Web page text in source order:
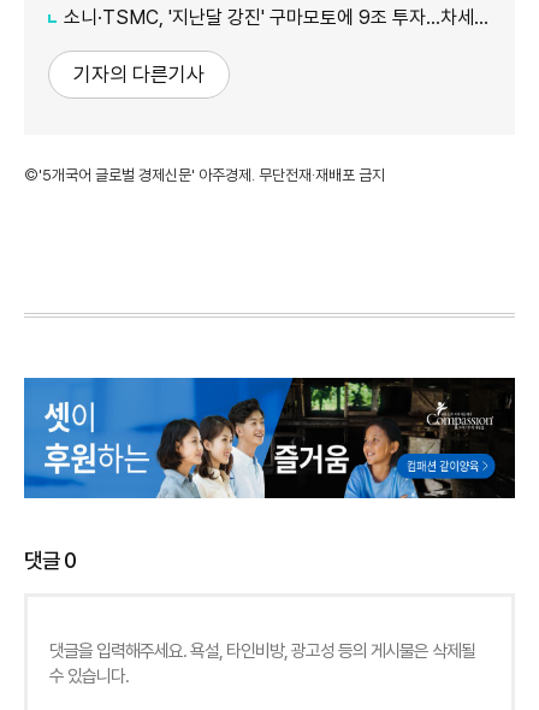
소니·TSMC, '지난달 강진' 구마모토에 9조 투자…차세대 이미지센서 양산
기자의 다른기사
©'5개국어 글로벌 경제신문' 아주경제. 무단전재·재배포 금지
댓글0